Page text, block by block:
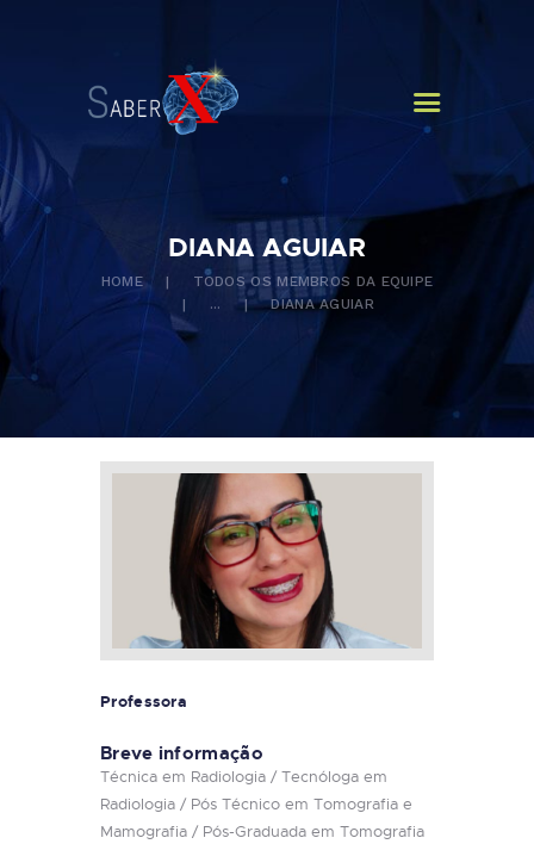
DIANA AGUIAR
HOME
TODOS OS MEMBROS DA EQUIPE
...
DIANA AGUIAR
QUEM SOMOS
CURSOS
NOTÍCIAS
CONTATOS
Professora
Breve informação
Técnica em Radiologia / Tecnóloga em
Radiologia / Pós Técnico em Tomografia e
Mamografia / Pós-Graduada em Tomografia